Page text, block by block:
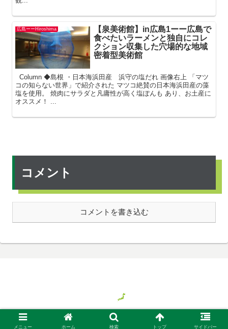
広島ーーHiroshima
【泉美術館】in広島1ーー広島で
食べたいラーメンと独自にコレ
クション収集した穴場的な地域
密着型美術館
Column ◆島根 ・日本海浜田産 浜守の塩だれ 画像右上 「マツ
コの知らない世界」で紹介された マツコ絶賛の日本海浜田産の藻
塩を使用。 焼肉にサラダと凡庸性が高く塩ぽんも あり、お土産に
オススメ！ ...
コメント
コメントを書き込む
© 2018 気ままに旅する日本、時々バイト.
メニュー ホーム 検索 トップ サイドバー